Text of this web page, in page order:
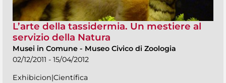
L’arte della tassidermia. Un mestiere al
servizio della Natura
Musei in Comune - Museo Civico di Zoologia
02/12/2011 - 15/04/2012
Exhibicion|Científica